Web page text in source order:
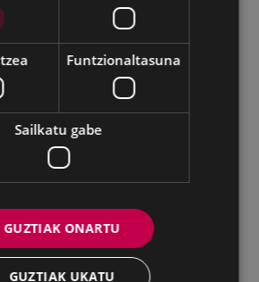
Funtzionaltasuna
Sailkatu gabe
GUZTIAK ONARTU
GUZTIAK UKATU